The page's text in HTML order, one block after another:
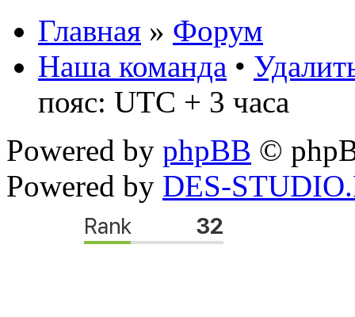
Главная » Форум
Наша команда •
пояс: UTC + 3 часа
Powered by phpBB ©
Powered by DES-